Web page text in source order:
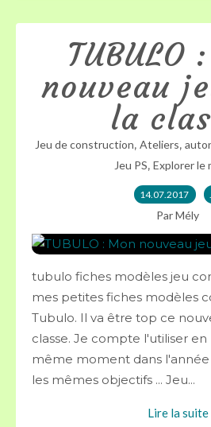
TUBULO
nouveau
la
Jeu de construction, Ateliers,
Jeu PS, Explorer le
14.07.2017
Par Mély
tubulo fiches modèles jeu
mes petites fiches modèles
Tubulo. Il va être top ce
classe. Je compte l'utiliser en
même moment dans l'année
les mêmes objectifs ... Jeu...
Lire la suite